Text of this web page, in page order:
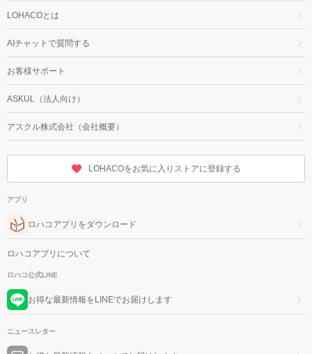
LOHACOとは
AIチャットで質問する
お客様サポート
ASKUL（法人向け）
アスクル株式会社（会社概要）
LOHACOをお気に入りストアに登録する
アプリ
ロハコアプリをダウンロード
ロハコアプリについて
ロハコ公式LINE
お得な最新情報をLINEでお届けします
ニュースレター